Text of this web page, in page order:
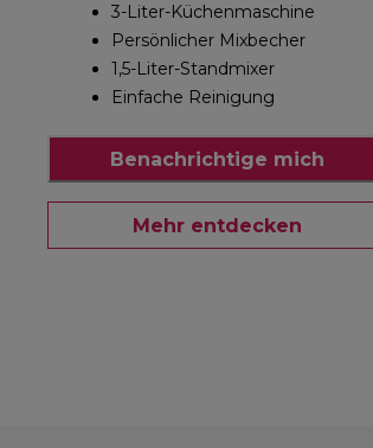
3-Liter-Küchenmaschine
Persönlicher Mixbecher
1,5-Liter-Standmixer
Einfache Reinigung
Benachrichtige mich
Mehr entdecken